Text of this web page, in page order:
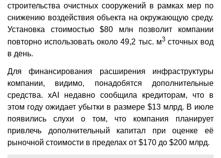
строительства очистных сооружений в рамках мер по
снижению воздействия объекта на окружающую среду.
Установка стоимостью $80 млн позволит компании
повторно использовать около 49,2 тыс. м3сточных вод
в день.
Для финансирования расширения инфраструктуры
компании, видимо, понадобятся дополнительные
средства. xAI недавно сообщила кредиторам, что в
этом году ожидает убытки в размере $13 млрд. В июле
появились слухи о том, что компания планирует
привлечь дополнительный капитал при оценке её
рыночной стоимости в пределах от $170 до $200 млрд.